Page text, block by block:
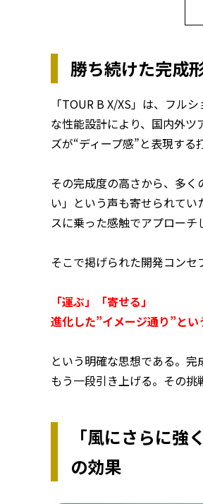
勝ち続けた完成
「TOUR B X/XS」は、フル
な性能設計により、国内外
ズが“ディープ感”と表現する
その完成度の高さから、多
い」という声も寄せられて
スに乗った感触でアプローチ
そこで掲げられた開発コンセ
「運ぶ」「寄せる」
進化した”イメージ通り”とい
という明確な思想である。
もう一段引き上げる。その挑
「風にさらに
の効果